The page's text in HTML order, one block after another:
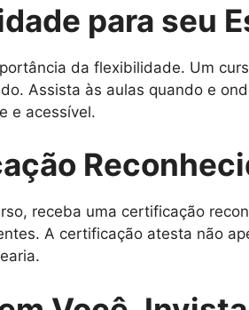
para seu
da flexibilidade. Um
Assista às aulas quando e
e acessível.
receba uma certificação
A certificação atesta não